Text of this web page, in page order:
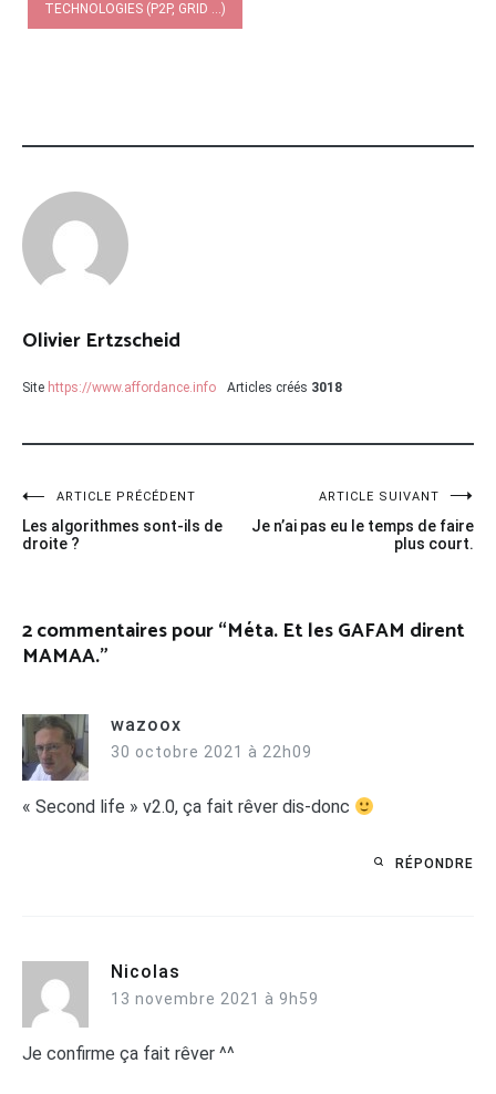
TECHNOLOGIES (P2P, GRID ...)
Olivier Ertzscheid
Site https://www.affordance.info Articles créés 3018
Navigation
de
ARTICLE PRÉCÉDENT
Les algorithmes sont-ils de
droite ?
ARTICLE SUIVANT
Je n’ai pas eu le temps de faire
plus court.
2 commentaires pour “Méta. Et les GAFAM dirent
MAMAA.”
wazoox
30 octobre 2021 à 22h09
« Second life » v2.0, ça fait rêver dis-donc
RÉPONDRE
Nicolas
13 novembre 2021 à 9h59
Je confirme ça fait rêver ^^